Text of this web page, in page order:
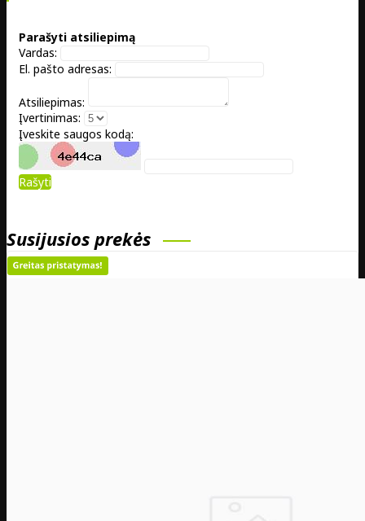
Parašyti atsiliepimą
Vardas:
El. pašto adresas:
Atsiliepimas:
Įvertinimas:
Įveskite saugos kodą:
Rašyti
Susijusios prekės